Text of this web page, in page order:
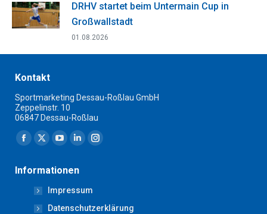
DRHV startet beim Untermain Cup in
Großwallstadt
01.08.2026
Kontakt
Sportmarketing Dessau-Roßlau GmbH
Zeppelinstr. 10
06847 Dessau-Roßlau
Finden Sie uns auf:
Facebook
opens
new
X
opens
in
new
YouTube
opens
in
new
Linkedin
opens
in
new
Instagram
new
Informationen
Impressum
Datenschutzerklärung